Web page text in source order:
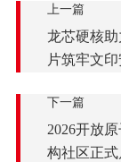
上一篇
龙芯硬核
片筑牢文
下一篇
2026开放
构社区正